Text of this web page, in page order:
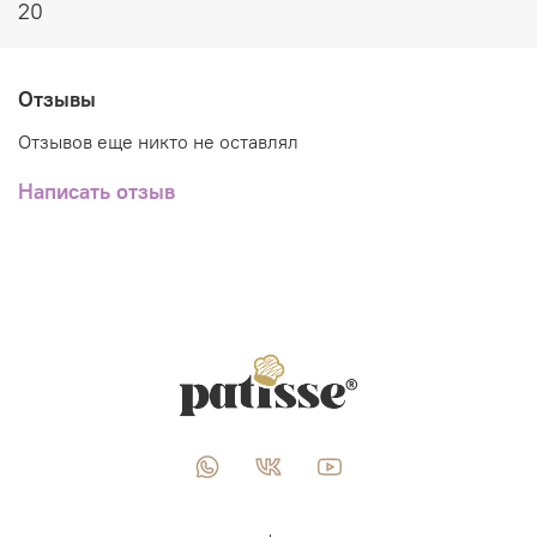
20
Отзывы
Отзывов еще никто не оставлял
Написать отзыв